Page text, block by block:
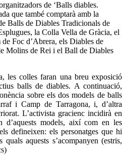
de ‘Balls diables.
que també comptarà amb la
Balls de Diables Tradicionals de
la Colla Vella de Gràcia, el
Foc d’Abrera, els Diables de
Molins de Rei i el Ball de Diables
les colles faran una breu exposició
balls de diables. A continuació,
sobre els dos models de balls
i Camp de Tarragona, i, d’altra
L’activista gracienc incidirà en
d’aquests models, així com en les
defineixen: els personatges que hi
aquests s’acompanyen (estris,